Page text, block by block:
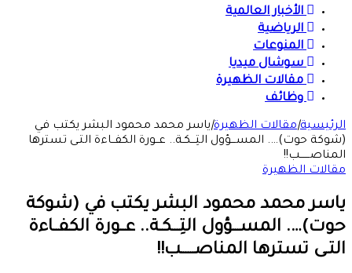
الأخبار العالمية
الرياضية
المنوعات
سوشال ميديا
مقالات الظهيرة
وظائف
الرئيسية|مقالات الظهيرة|ياسر محمد محمود البشر يكتب في
(شوكة حوت)…. المســـؤول التِـــكـة.. عــورة الكفــاءة التـى تسترها
المناصــــــب!!
مقالات الظهيرة
ياسر محمد محمود البشر يكتب في (شوكة
حوت)…. المســـؤول التِـــكـة.. عــورة الكفــاءة
التـى تسترها المناصــــــب!!